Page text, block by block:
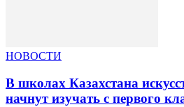
НОВОСТИ
В школах Казахстана
начнут изучать с первого